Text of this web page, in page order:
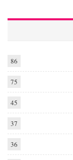
86
75
45
37
36